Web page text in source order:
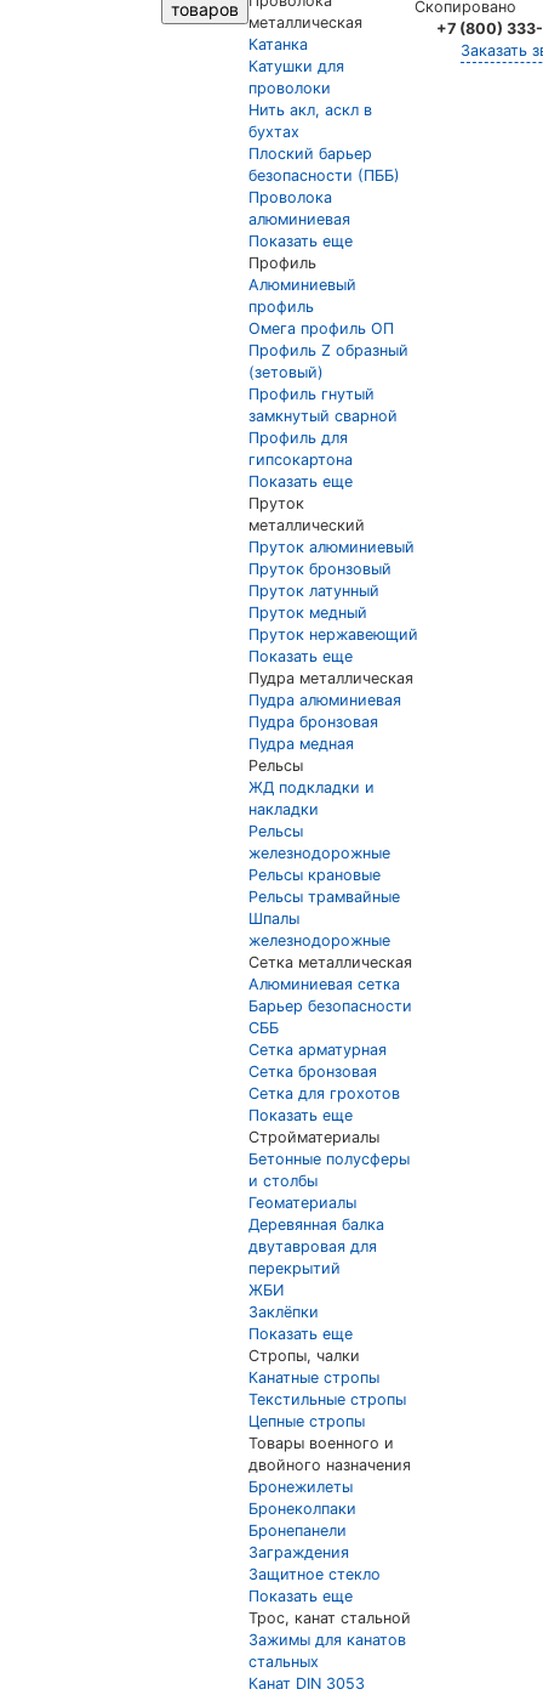
товаров
металлическая
Катанка
Катушки для
проволоки
Нить акл, аскл в
бухтах
Плоский барьер
безопасности (ПББ)
Проволока
алюминиевая
Показать еще
Профиль
Алюминиевый
профиль
Омега профиль ОП
Профиль Z образный
(зетовый)
Профиль гнутый
замкнутый сварной
Профиль для
гипсокартона
Показать еще
Пруток
металлический
Пруток алюминиевый
Пруток бронзовый
Пруток латунный
Пруток медный
Пруток нержавеющий
Показать еще
Пудра металлическая
Пудра алюминиевая
Пудра бронзовая
Пудра медная
Рельсы
ЖД подкладки и
накладки
Рельсы
железнодорожные
Рельсы крановые
Рельсы трамвайные
Шпалы
железнодорожные
Сетка металлическая
Алюминиевая сетка
Барьер безопасности
СББ
Сетка арматурная
Сетка бронзовая
Сетка для грохотов
Показать еще
Стройматериалы
Бетонные полусферы
и столбы
Геоматериалы
Деревянная балка
двутавровая для
перекрытий
ЖБИ
Заклёпки
Показать еще
Стропы, чалки
Канатные стропы
Текстильные стропы
Цепные стропы
Товары военного и
двойного назначения
Бронежилеты
Бронеколпаки
Бронепанели
Заграждения
Защитное стекло
Показать еще
Трос, канат стальной
Зажимы для канатов
стальных
Канат DIN 3053
Скопировано
+7 (800)
Заказать